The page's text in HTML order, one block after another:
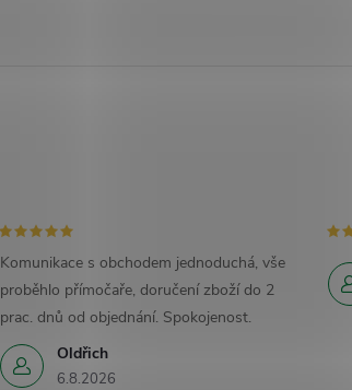
Oldřich
6.8.2026
Komunikace s obchodem jednoduchá, vše
proběhlo přímočaře, doručení zboží do 2
prac. dnů od objednání. Spokojenost.